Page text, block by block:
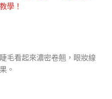
學！
毛看起來濃密卷翹，眼妝線
。